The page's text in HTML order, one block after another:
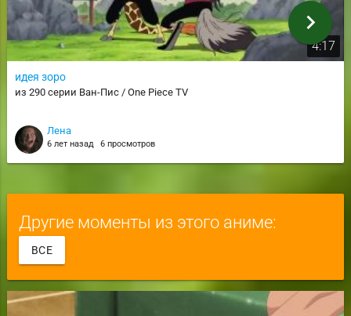
4:17
идея зоро
из 290 серии Ван-Пис / One Piece TV
Лена
6 лет назад 6 просмотров
chevron_right
Другие моменты из этого аниме:
ВСЕ